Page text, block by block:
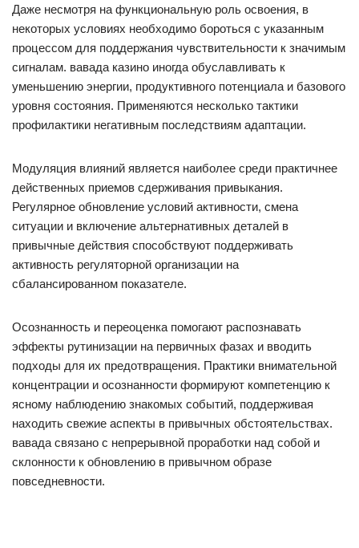
Даже несмотря на функциональную роль освоения, в
некоторых условиях необходимо бороться с указанным
процессом для поддержания чувствительности к значимым
сигналам. вавада казино иногда обуславливать к
уменьшению энергии, продуктивного потенциала и базового
уровня состояния. Применяются несколько тактики
профилактики негативным последствиям адаптации.
Модуляция влияний является наиболее среди практичнее
действенных приемов сдерживания привыкания.
Регулярное обновление условий активности, смена
ситуации и включение альтернативных деталей в
привычные действия способствуют поддерживать
активность регуляторной организации на
сбалансированном показателе.
Осознанность и переоценка помогают распознавать
эффекты рутинизации на первичных фазах и вводить
подходы для их предотвращения. Практики внимательной
концентрации и осознанности формируют компетенцию к
ясному наблюдению знакомых событий, поддерживая
находить свежие аспекты в привычных обстоятельствах.
вавада связано с непрерывной проработки над собой и
склонности к обновлению в привычном образе
повседневности.